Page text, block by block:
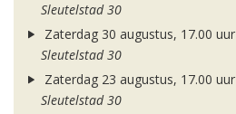
Sleutelstad 30
Zaterdag 30 augustus, 17.00 uur
Sleutelstad 30
Zaterdag 23 augustus, 17.00 uur
Sleutelstad 30